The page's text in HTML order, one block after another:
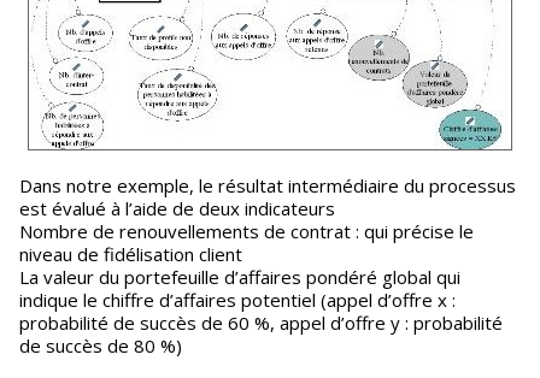
Dans notre exemple, le résultat intermédiaire du processus
est évalué à l’aide de deux indicateurs
Nombre de renouvellements de contrat : qui précise le
niveau de fidélisation client
La valeur du portefeuille d’affaires pondéré global qui
indique le chiffre d’affaires potentiel (appel d’offre x :
probabilité de succès de 60 %, appel d’offre y : probabilité
de succès de 80 %)